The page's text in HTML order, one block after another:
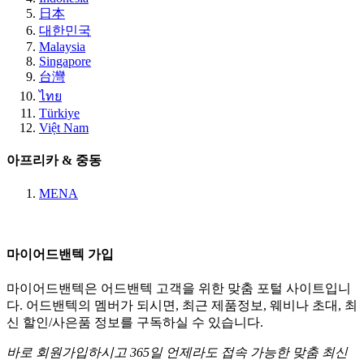
日本
대한민국
Malaysia
Singapore
台灣
ไทย
Türkiye
Việt Nam
아프리카 & 중동
MENA
마이어드밴텍 가입
마이어드밴텍은 어드밴텍 고객을 위한 맞춤 포털 사이트입니
다. 어드밴텍의 멤버가 되시면, 최근 제품정보, 웨비나 초대, 최
신 할인/사은품 정보를 구독하실 수 있습니다.
바로 회원가입하시고 365일 언제라도 접속 가능한 맞춤 최신